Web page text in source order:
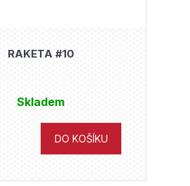
RAKETA #10
Skladem
DO KOŠÍKU